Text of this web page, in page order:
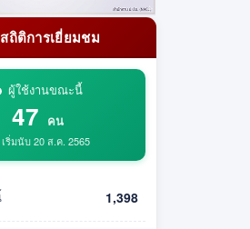
สถิติการเยี่ยมชม
ผู้ใช้งานขณะนี้
47 คน
เริ่มนับ 20 ส.ค. 2565
1,398